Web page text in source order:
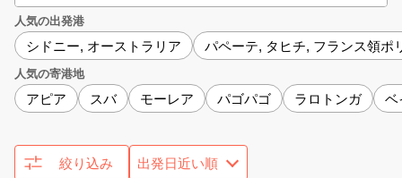
人気の出発港
シドニー, オーストラリア パペーテ, タヒチ, フランス領ポ
人気の寄港地
アピア スバ モーレア パゴパゴ ラロトンガ ベ
絞り込み